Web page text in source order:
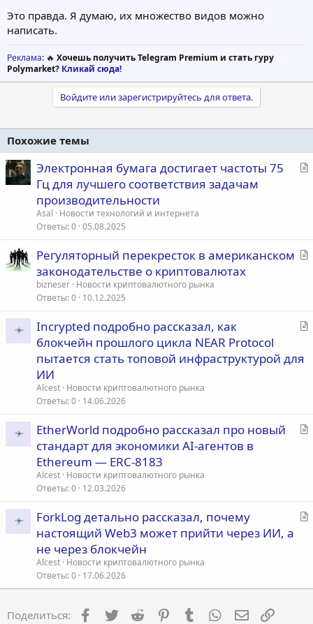
Это правда. Я думаю, их множество видов можно
написать.
Реклама: 🔥 Хочешь получить Telegram Premium и стать гуру
Polymarket? Кликай сюда!
Войдите или зарегистрируйтесь для ответа.
Похожие темы
С
Электронная бумага достигает частоты 75
Гц для лучшего соответствия задачам
производительности
Asal
Новости технологий и интернета
Ответы 0 05.08.2025
С
я
Регуляторный перекресток в американском
законодательстве о криптовалютах
bizneser Новости криптовалютного рынка
Ответы 0 10.12.2025
С
Incrypted подробно рассказал, как
блокчейн прошлого цикла NEAR Protocol
пытается стать топовой инфраструктурой для
ИИ
Alcest Новости криптовалютного рынка
Ответы 0 14.06.2026
С
EtherWorld подробно рассказал про новый
стандарт для экономики AI-агентов в
Ethereum — ERC-8183
Alcest Новости криптовалютного рынка
Ответы 0 12.03.2026
С
я
ForkLog детально рассказал, почему
настоящий Web3 может прийти через ИИ, а
не через блокчейн
Alcest Новости криптовалютного рынка
Ответы 0 17.06.2026
Поделиться: Facebook
Twitter Reddit PinterestTumblr WhatsApp